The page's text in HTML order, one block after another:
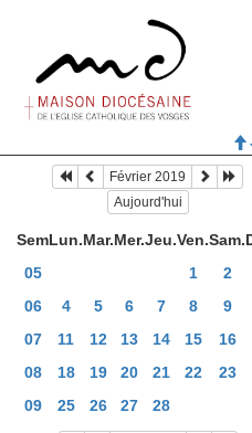
Février 2019
Aujourd'hui
SemLun.Mar.Mer.Jeu.Ven.Sam.
05
1 2
06
4 5 6 7 8 9
07
11 12 13 14 15 16
08
18 19 20 21 22 23
09
25 26 27 28